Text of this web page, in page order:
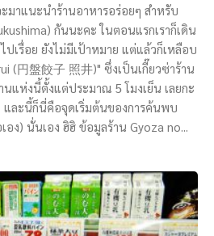
มาแนะนำร้านอาหารอร่อยๆ สำหรับ
กันนะคะ ในตอนแรกเราก็เดิน
ปเรื่อย ยังไม่มีเป้าหมาย แต่แล้วก็เหลือบ
(円盤餃子 照井)" ซึ่งเป็นเกี๊ยวซ่าร้าน
แห่งนี้ตั้งแต่ประมาณ 5 โมงเย็น เลยกะ
ละนี้ก็นี่คือจุดเริ่มต้นของการค้นพบ
ง) นั่นเอง ฮิฮิ ข้อมูลร้าน Gyoza no...